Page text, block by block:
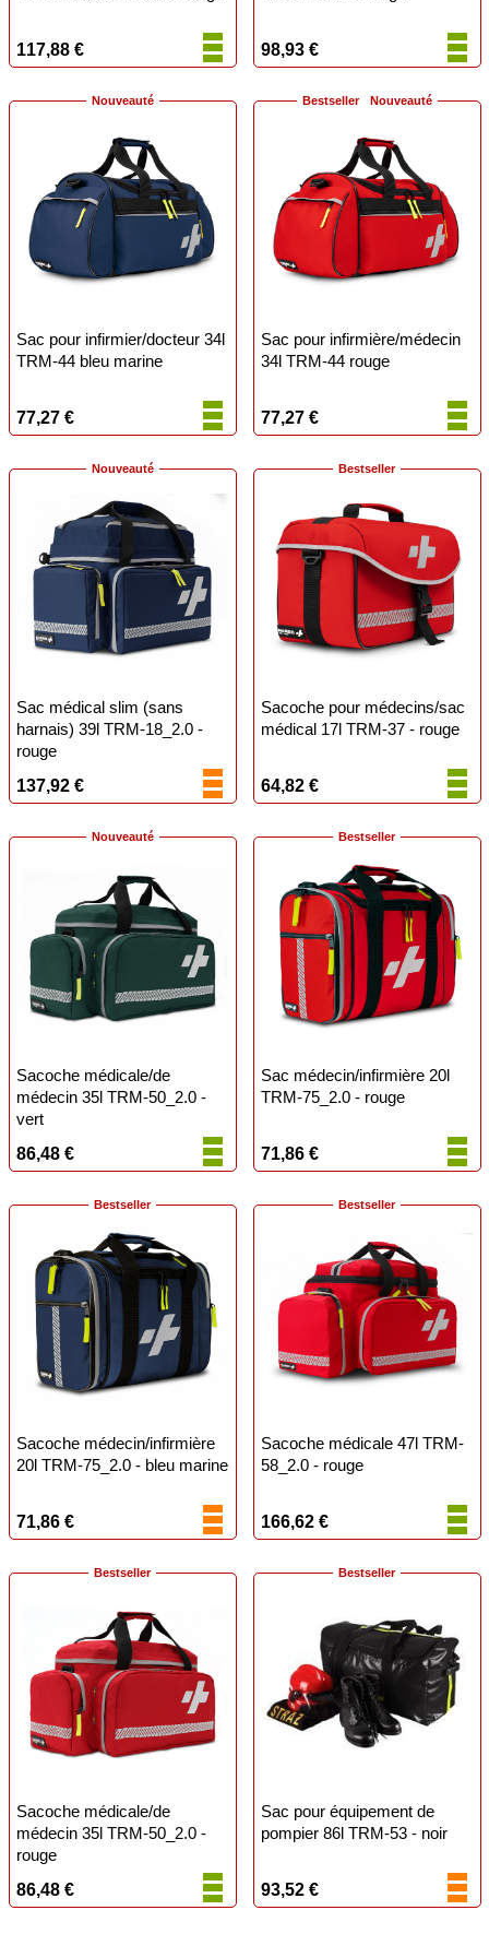
117,88 € 98,93 €
Nouveauté
Sac pour infirmier/docteur 34l
TRM-44 bleu marine
77,27 €
Bestseller Nouveauté
Sac pour infirmière/médecin
34l TRM-44 rouge
77,27 €
Nouveauté
Sac médical slim (sans
harnais) 39l TRM-18_2.0 -
rouge
137,92 €
Bestseller
Sacoche pour médecins/sac
médical 17l TRM-37 - rouge
64,82 €
Nouveauté
Sacoche médicale/de
médecin 35l TRM-50_2.0 -
vert
86,48 €
Bestseller
Sac médecin/infirmière 20l
TRM-75_2.0 - rouge
71,86 €
Bestseller
Sacoche médecin/infirmière
20l TRM-75_2.0 - bleu marine
71,86 €
Bestseller
Sacoche médicale 47l TRM-
58_2.0 - rouge
166,62 €
Bestseller
Sacoche médicale/de
médecin 35l TRM-50_2.0 -
rouge
86,48 €
Bestseller
Sac pour équipement de
pompier 86l TRM-53 - noir
93,52 €